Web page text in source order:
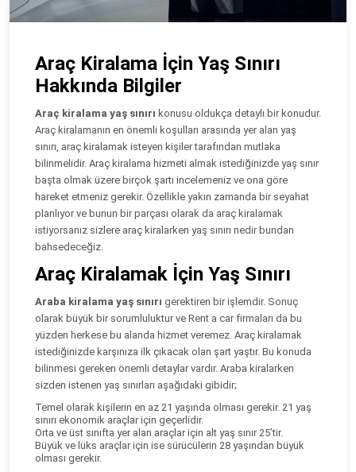
Araç Kiralama İçin Yaş Sınırı
Hakkında Bilgiler
Araç kiralama yaş sınırı konusu oldukça detaylı bir konudur.
Araç kiralamanın en önemli koşulları arasında yer alan yaş
sınırı, araç kiralamak isteyen kişiler tarafından mutlaka
bilinmelidir. Araç kiralama hizmeti almak istediğinizde yaş sınır
başta olmak üzere birçok şartı incelemeniz ve ona göre
hareket etmeniz gerekir. Özellikle yakın zamanda bir seyahat
planlıyor ve bunun bir parçası olarak da araç kiralamak
istiyorsanız sizlere araç kiralarken yaş sınırı nedir bundan
bahsedeceğiz.
Araç Kiralamak İçin Yaş Sınırı
Araba kiralama yaş sınırı gerektiren bir işlemdir. Sonuç
olarak büyük bir sorumluluktur ve Rent a car firmaları da bu
yüzden herkese bu alanda hizmet veremez. Araç kiralamak
istediğinizde karşınıza ilk çıkacak olan şart yaştır. Bu konuda
bilinmesi gereken önemli detaylar vardır. Araba kiralarken
sizden istenen yaş sınırları aşağıdaki gibidir;
Temel olarak kişilerin en az 21 yaşında olması gerekir. 21 yaş
sınırı ekonomik araçlar için geçerlidir.
Orta ve üst sınıfta yer alan araçlar için alt yaş sınır 25’tir.
Büyük ve lüks araçlar için ise sürücülerin 28 yaşından büyük
olması gerekir.